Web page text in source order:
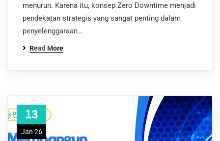
menurun. Karena itu, konsep Zero Downtime menjadi
pendekatan strategis yang sangat penting dalam
penyelenggaraan…
Read More
13
Jan 26